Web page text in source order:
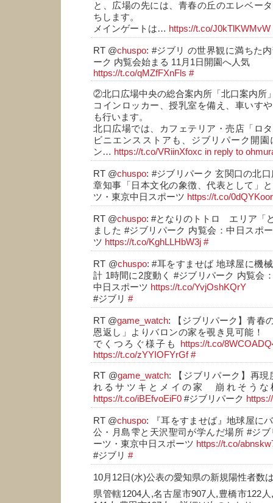
と、広場の先には、青春の丘のエレベー
ちします。
メインゲートは… https://t.co/J0kTlKWMvW
RT @chuspo: #ジブリ の世界観に満ちた
ーク 内覧会始まる 11月1日開園へ人気
https://t.co/qMZfFXnFls #
②北口広場中央の総合案内所「北口案内所
コインロッカー、授乳室を備え、車いす
も行います。
北口広場では、カフェテリア・売店「ロ
ビニエンスストアも、ジブリパーク開
ン… https://t.co/VRiinXfoxc in reply to
RT @chuspo: #ジブリパーク 玄関口の北
章知事「日本文化の象徴、代表として」
ツ・東京中日スポーツ https://t.co/
RT @chuspo: #となりのトトロ エリア「
ました #ジブリパーク 内覧会：中日スポ
ツ https://t.co/KghLLHbW3j #
RT @chuspo: #耳をすませば 地球屋に機
計 1時間に2度動く #ジブリパーク 内覧会
中日スポーツ https://t.co/YvjOshKQrY
#ジブリ #
RT @game_watch: 【ジブリパーク】青春
恩返し」よりバロンの家を覗き見可能！
でくつろぐ様子も
https://t.co/
https://t.co/zYYIOFYrGf #
RT @game_watch: 【ジブリパーク】再現
れるサツキとメイの家 崩れそうな
https://t.co/iBEfvoEiF0 #ジブリパーク
RT @chuspo: 『耳をすませば』地球屋に
公・月島雫と天沢聖司が学んだ場所 #ジ
ーツ・東京中日スポーツ https://t.co/
#ジブリ #
10月12日(水)公表の愛知県の新規陽性者数
県管轄1204人,名古屋市907人,豊橋市122